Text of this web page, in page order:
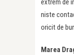
extrem de
niste
oricit de
Marea